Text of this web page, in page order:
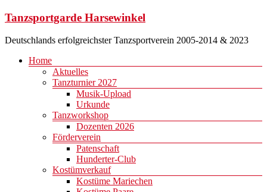
Zum
springen
Tanzsportgarde Harsewinkel
Deutschlands erfolgreichster Tanzsportverein 2005-2014 & 2023
Menü
Home
Aktuelles
Tanzturnier 2027
Musik-Upload
Urkunde
Tanzworkshop
Dozenten 2026
Förderverein
Patenschaft
Hunderter-Club
Kostümverkauf
Kostüme Mariechen